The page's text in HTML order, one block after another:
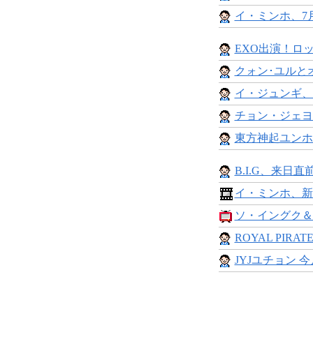
イ・ミンホ、7
EXO出演！ロ
クォン･ユルと
イ・ジュンギ
チョン・ジェ
東方神起ユン
B.I.G、来日直
イ・ミンホ、
ソ・イングク
ROYAL
JYJユチョン